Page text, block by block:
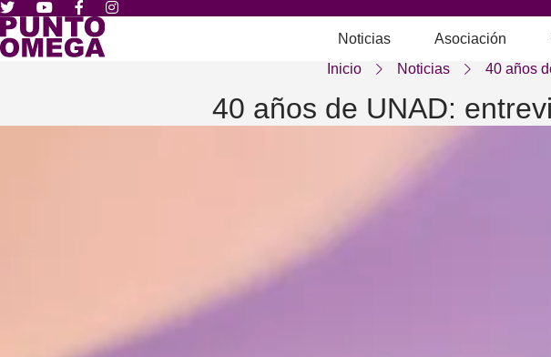
Noticias
Asociación
Inicio Noticias 40 años
40 años de UNAD: